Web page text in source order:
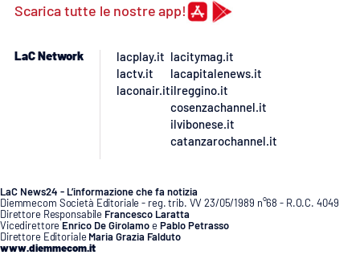
Scarica tutte le nostre app!
LaC Network
lacplay.it
lactv.it
laconair.it
lacitymag.it
lacapitalenews.it
ilreggino.it
cosenzachannel.it
ilvibonese.it
catanzarochannel.it
LaC News24 - L’informazione che fa notizia
Diemmecom Società Editoriale - reg. trib. VV 23/05/1989 n°68 - R.O.C. 4049
Direttore Responsabile Francesco Laratta
Vicedirettore Enrico De GirolamoePablo Petrasso
Direttore Editoriale Maria Grazia Falduto
www.diemmecom.it